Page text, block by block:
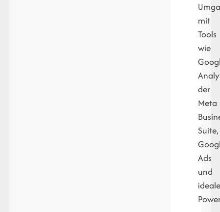
mit
Tools
wie
der
Meta
Suite,
Ads
und